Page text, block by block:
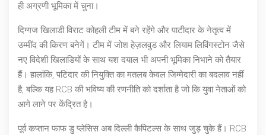
ही अग्रणी भूमिका में चुना।
दिग्गज खिलाडी विराट कोहली टीम में बने रहेंगे और पाटीदार के नेतृत्व में
उम्मींद की किरण बनेगें। टीम में जोश हेज़लवुड और लियाम लिविंगस्टोन जैसे
नए विदेशी खिलाडियों के साथ यश दयाल भी अपनी भूमिका निभाने को तैयार
हैं। हालांकि, पटिदार की नियुक्ति का मतलब केवल जिम्मेदारी का बदलाव नहीं
है, बल्कि यह RCB की भविष्य की रणनीति को दर्शाता है जो कि युवा नेताओं को
आगे लाने पर केंद्रित है।
पूर्व कप्तान फाफ डु प्लेसिस अब दिल्ली कैपिटल्स के साथ जुड़ चुके हैं। RCB